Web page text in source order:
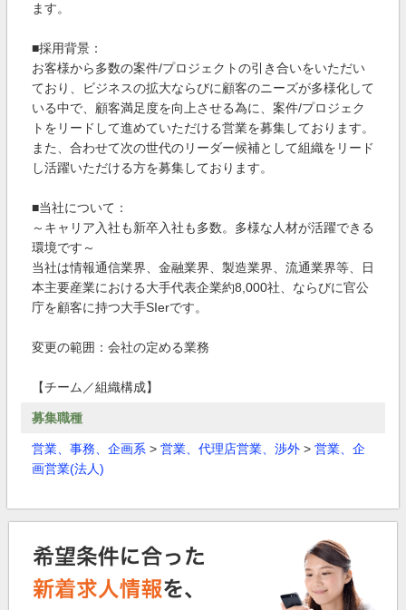
ます。
■採用背景：
お客様から多数の案件/プロジェクトの引き合いをいただい
ており、ビジネスの拡大ならびに顧客のニーズが多様化して
いる中で、顧客満足度を向上させる為に、案件/プロジェク
トをリードして進めていただける営業を募集しております。
また、合わせて次の世代のリーダー候補として組織をリード
し活躍いただける方を募集しております。
■当社について：
～キャリア入社も新卒入社も多数。多様な人材が活躍できる
環境です～
当社は情報通信業界、金融業界、製造業界、流通業界等、日
本主要産業における大手代表企業約8,000社、ならびに官公
庁を顧客に持つ大手SIerです。
変更の範囲：会社の定める業務
【チーム／組織構成】
募集職種
営業、事務、企画系 > 営業、代理店営業、渉外 > 営業、企
画営業(法人)